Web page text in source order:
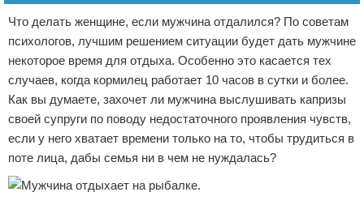
Что делать женщине, если мужчина отдалился? По советам
психологов, лучшим решением ситуации будет дать мужчине
некоторое время для отдыха. Особенно это касается тех
случаев, когда кормилец работает 10 часов в сутки и более.
Как вы думаете, захочет ли мужчина выслушивать капризы
своей супруги по поводу недостаточного проявления чувств,
если у него хватает времени только на то, чтобы трудиться в
поте лица, дабы семья ни в чем не нуждалась?